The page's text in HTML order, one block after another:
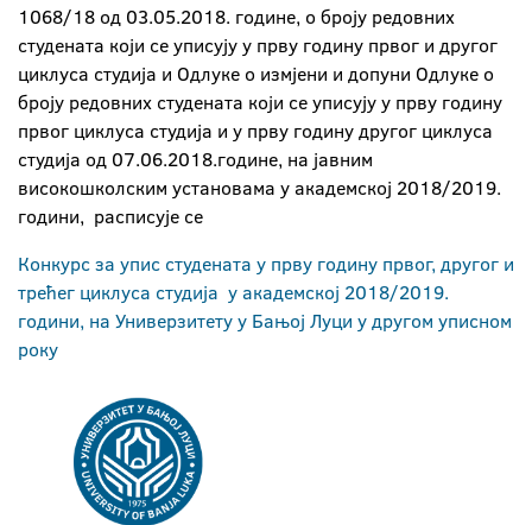
1068/18 од 03.05.2018. године, о броју редовних
студената који се уписују у прву годину првог и другог
циклуса студија и Одлуке о измјени и допуни Одлуке о
броју редовних студената који се уписују у прву годину
првог циклуса студија и у прву годину другог циклуса
студија од 07.06.2018.године, на јавним
високошколским установама у академској 2018/2019.
години, расписује се
Конкурс за упис студената у прву годину првог, другог и
трећег циклуса студија у академској 2018/2019.
години, на Универзитету у Бањој Луци у другом уписном
року